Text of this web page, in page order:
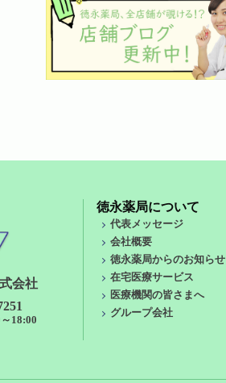
会社
18:00
徳永薬局について
代表メッセージ
会社概要
徳永薬局からのお知らせ
在宅医療サービス
医療機関の皆さまへ
グループ会社